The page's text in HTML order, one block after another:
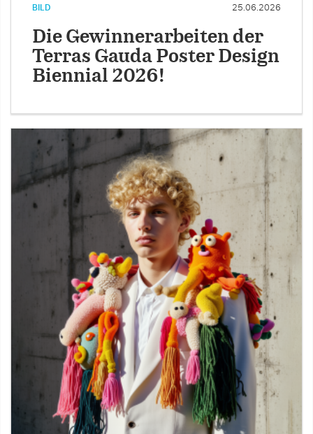
BILD 25.06.2026
Die Gewinnerarbeiten der
Terras Gauda Poster Design
Biennial 2026!